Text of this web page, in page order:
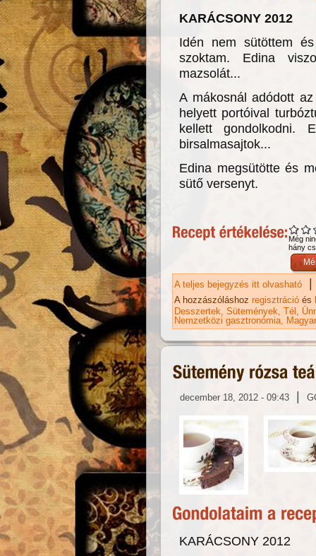
KARÁCSONY 2012
Idén nem sütöttem
szoktam. Edina
mazsolát...
A mákosnál adódott
helyett portóival
kellett gondolkodni.
birsalmasajtok...
Edina megsütötte és
sütő versenyt.
Még
hány
A teljes bejegyzés itt olvasható |
A hozzászóláshoz regisztráció és
Desszertek Sütemények Tél
Nemzetközi gasztronómia
december 18, 2012 - 09:43 |
KARÁCSONY 2012